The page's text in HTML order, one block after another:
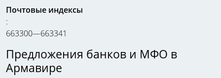
Почтовые индексы
:
663300—663341
Предложения банков и МФО в
Армавире